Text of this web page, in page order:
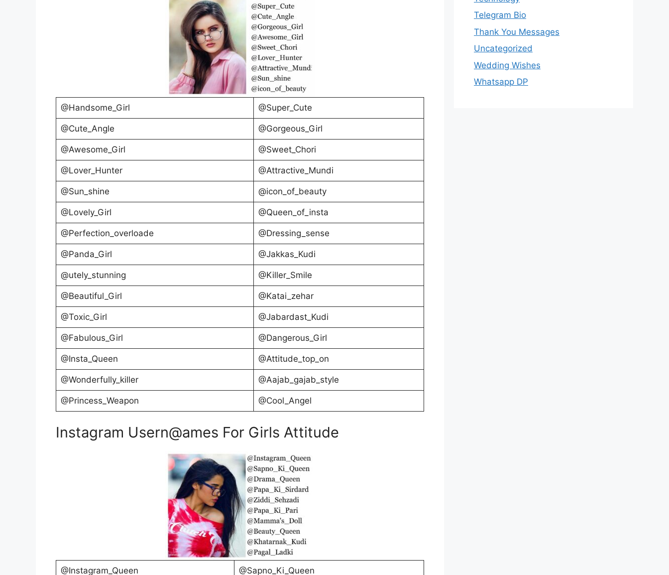
@Handsome_Girl @Super_Cute
@Cute_Angle @Gorgeous_Girl
@Awesome_Girl @Sweet_Chori
@Lover_Hunter @Attractive_Mundi
@Sun_shine @icon_of_beauty
@Lovely_Girl @Queen_of_insta
@Perfection_overloade @Dressing_sense
@Panda_Girl @Jakkas_Kudi
@utely_stunning @Killer_Smile
@Beautiful_Girl @Katai_zehar
@Toxic_Girl @Jabardast_Kudi
@Fabulous_Girl @Dangerous_Girl
@Insta_Queen @Attitude_top_on
@Wonderfully_killer @Aajab_gajab_style
@Princess_Weapon @Cool_Angel
Instagram Usern@ames For Girls Attitude
@Instagram_Queen @Sapno_Ki_Queen
Telegram Bio
Thank You Messages
Uncategorized
Wedding Wishes
Whatsapp DP